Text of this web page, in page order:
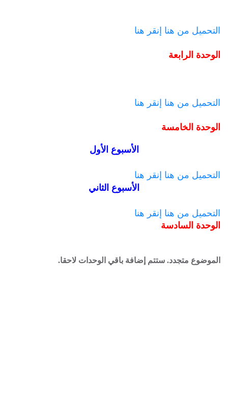
التحميل من هنا إنقر هنا
الوحدة الرابعة
التحميل من هنا إنقر هنا
الوحدة الخامسة
الأسبوع الأول
التحميل من هنا إنقر هنا
الأسبوع الثاني
التحميل من هنا إنقر هنا
الوحدة السادسة
الموضوع متجدد. ستتم إضافة باقي الوحدات لاحقا.